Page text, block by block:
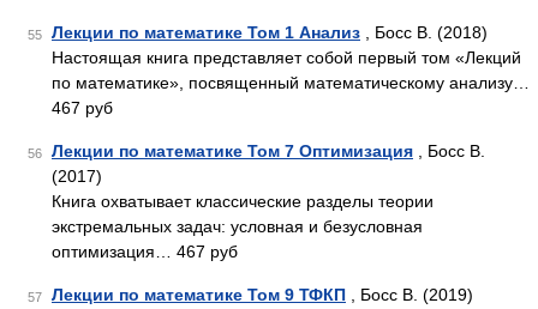
55 Лекции по математике Том 1 Анализ , Босс В. (2018)
Настоящая книга представляет собой первый том «Лекций
по математике», посвященный математическому анализу…
467 руб
56 Лекции по математике Том 7 Оптимизация , Босс В.
(2017)
Книга охватывает классические разделы теории
экстремальных задач: условная и безусловная
оптимизация… 467 руб
57 Лекции по математике Том 9 ТФКП , Босс В. (2019)